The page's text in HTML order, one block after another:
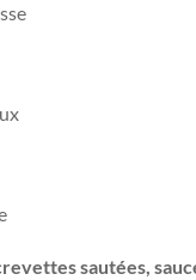
sautées,